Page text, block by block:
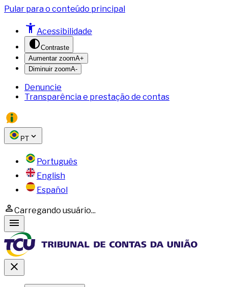
Pular para o conteúdo principal
Acessibilidade
Contraste
Aumentar zoomA+
Diminuir zoomA-
Denuncie
Transparência e prestação de contas
PT
Português
English
Español
Carregando usuário...